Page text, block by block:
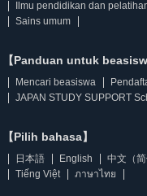
Ilmu pendidikan dan
Sains umum
【Panduan untuk
Mencari beasiswa
JAPAN STUDY SUPPORT
【Pilih bahasa】
日本語 English 中文（简
Tiếng Việt
ภาษาไทย